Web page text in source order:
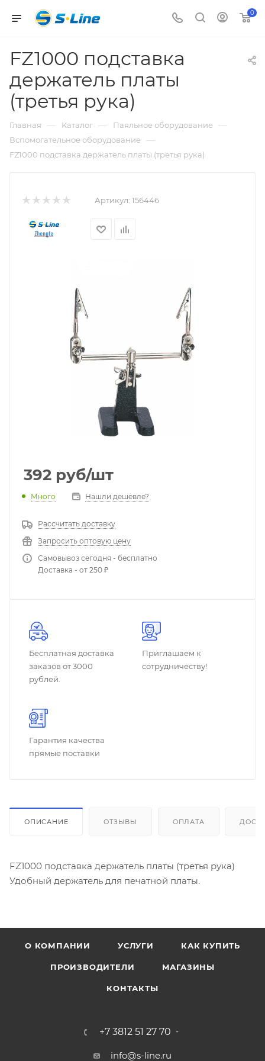
0
FZ1000 подставка
держатель платы
(третья рука)
Главная — Каталог — Паяльное оборудование —
Вспомогательное оборудование —
FZ1000 подставка держатель платы (третья рука)
Артикул: 156446
392 руб/шт
Много Нашли дешевле?
Рассчитать доставку
Запросить оптовую цену
Самовывоз сегодня - бесплатно
Доставка - от 250 ₽
Бесплатная доставка
заказов от 3000
рублей.
Приглашаем к
сотрудничеству!
Гарантия качества
прямые поставки
ОПИСАНИЕ ОТЗЫВЫ ОПЛАТА
FZ1000 подставка держатель платы (третья рука)
Удобный держатель для печатной платы.
О КОМПАНИИ УСЛУГИ КАК КУПИТЬ
ПРОИЗВОДИТЕЛИ МАГАЗИНЫ
КОНТАКТЫ
+7 3812 51 27 70
info@s-line.ru